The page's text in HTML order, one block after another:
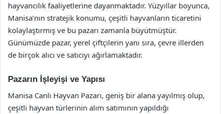
hayvancılık faaliyetlerine dayanmaktadır. Yüzyıllar boyunca,
Manisa’nın stratejik konumu, çeşitli hayvanların ticaretini
kolaylaştırmış ve bu pazarı zamanla büyütmüştür.
Günümüzde pazar, yerel çiftçilerin yanı sıra, çevre illerden
de birçok alıcı ve satıcıyı ağırlamaktadır.
Pazarın İşleyişi ve Yapısı
Manisa Canlı Hayvan Pazarı, geniş bir alana yayılmış olup,
çeşitli hayvan türlerinin alım satımının yapıldığı